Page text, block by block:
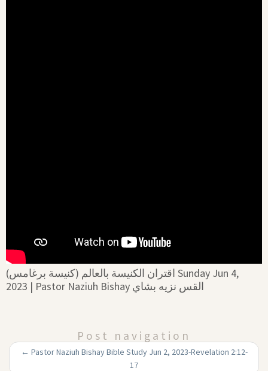
اقتران الكنيسة بالعالم (كنيسة برغامس) Sunday Jun 4,
2023 | Pastor Naziuh Bishay القس نزيه بشاي
Post navigation
← Pastor Naziuh Bishay Bible Study Jun 2, 2023-Revelation 2:12-
17